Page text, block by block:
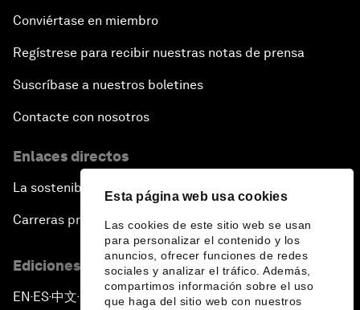
Esta página web usa cookies
Las cookies de este sitio web se usan
para personalizar el contenido y los
anuncios, ofrecer funciones de redes
sociales y analizar el tráfico. Además,
compartimos información sobre el uso
que haga del sitio web con nuestros
Conviértase en miembro
Regístrese para recibir nuestras notas de prensa
Suscríbase a nuestros boletines
Contacte con nosotros
Enlaces directos
La sostenibilidad en el Foro
Carreras profesionales
Ediciones en otros idiomas
EN ▪ ES▪中文▪ 日本語